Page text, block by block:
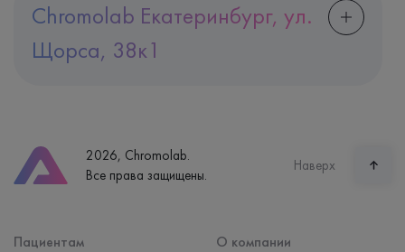
Chromolab Екатеринбург, ул.
Щорса, 38к1
Часы работы
пн-вс: 7:30-15:00
2026, Chromolab.
Все права защищены.
Наверх
Пациентам
О компании